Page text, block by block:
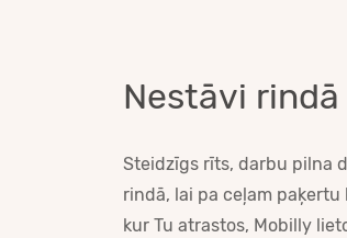
Nestāvi
Steidzīgs rīts, darbu pilna
rindā, lai pa ceļam paķertu
kur Tu atrastos, Mobilly